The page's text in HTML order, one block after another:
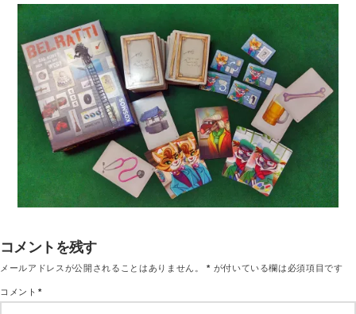
コメントを残す
メールアドレスが公開されることはありません。 * が付いている欄は必須項目です
コメント*